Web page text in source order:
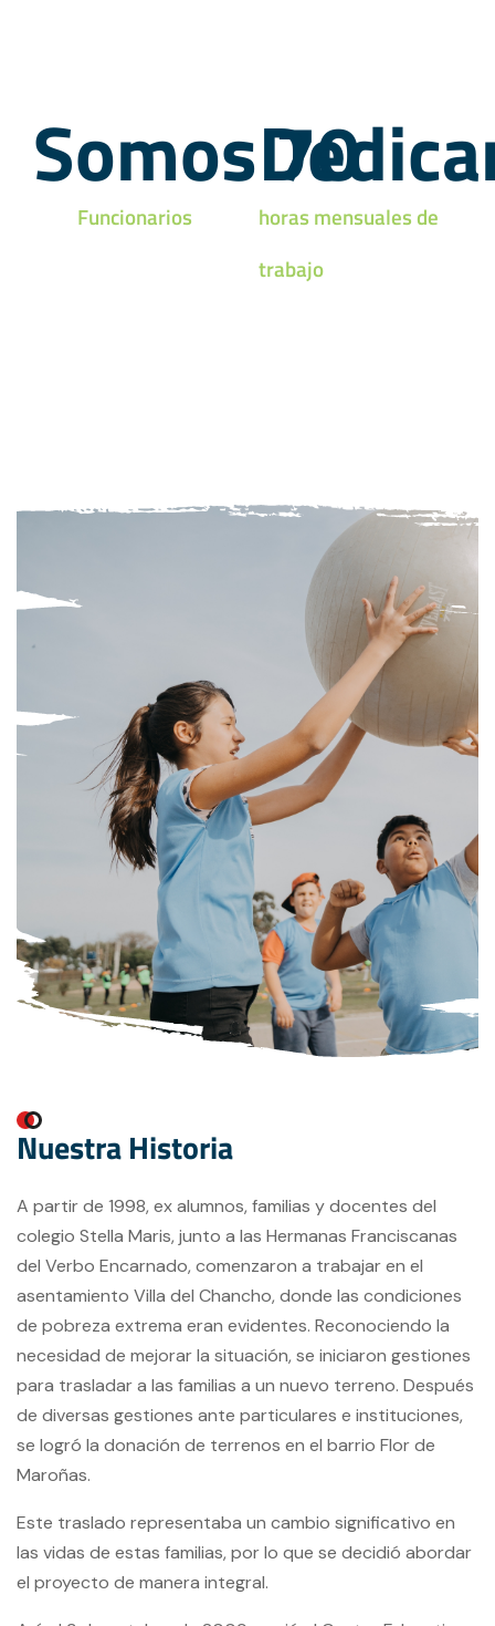
Funcionarios
Somos 70
horas mensuales de
trabajo
NuestraHistoria
A partir de 1998, ex alumnos, familias y docentes del
colegio Stella Maris, junto a las Hermanas Franciscanas
del Verbo Encarnado, comenzaron a trabajar en el
asentamiento Villa del Chancho, donde las condiciones
de pobreza extrema eran evidentes. Reconociendo la
necesidad de mejorar la situación, se iniciaron gestiones
para trasladar a las familias a un nuevo terreno. Después
de diversas gestiones ante particulares e instituciones,
se logró la donación de terrenos en el barrio Flor de
Maroñas.
Este traslado representaba un cambio significativo en
las vidas de estas familias, por lo que se decidió abordar
el proyecto de manera integral.